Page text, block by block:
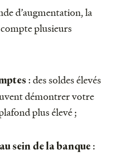
d’augmentation, la
plusieurs
: des soldes élevés
démontrer votre
plus élevé ;
sein de la banque :